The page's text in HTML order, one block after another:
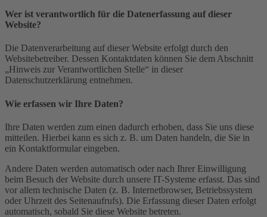
Wer ist verantwortlich für die Datenerfassung auf dieser
Website?
Die Datenverarbeitung auf dieser Website erfolgt durch den
Websitebetreiber. Dessen Kontaktdaten können Sie dem Abschnitt
„Hinweis zur Verantwortlichen Stelle“ in dieser
Datenschutzerklärung entnehmen.
Wie erfassen wir Ihre Daten?
Ihre Daten werden zum einen dadurch erhoben, dass Sie uns diese
mitteilen. Hierbei kann es sich z. B. um Daten handeln, die Sie in
ein Kontaktformular eingeben.
Andere Daten werden automatisch oder nach Ihrer Einwilligung
beim Besuch der Website durch unsere IT-Systeme erfasst. Das sind
vor allem technische Daten (z. B. Internetbrowser, Betriebssystem
oder Uhrzeit des Seitenaufrufs). Die Erfassung dieser Daten erfolgt
automatisch, sobald Sie diese Website betreten.